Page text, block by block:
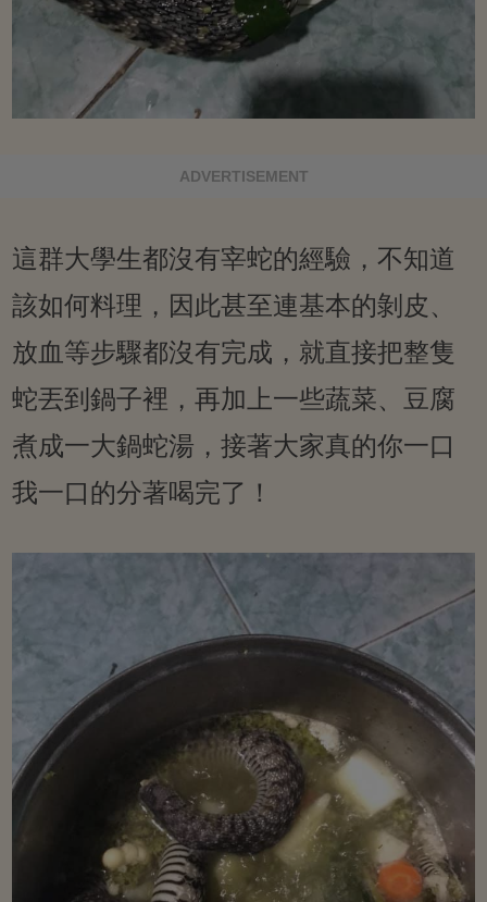
ADVERTISEMENT
這群大學生都沒有宰蛇的經驗，不知道
該如何料理，因此甚至連基本的剝皮、
放血等步驟都沒有完成，就直接把整隻
蛇丟到鍋子裡，再加上一些蔬菜、豆腐
煮成一大鍋蛇湯，接著大家真的你一口
我一口的分著喝完了！